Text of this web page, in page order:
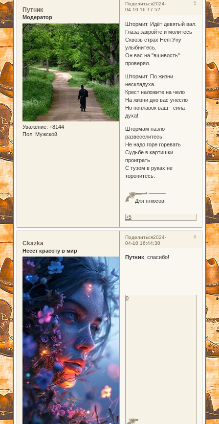
Поделиться 5
2024-
04-10 16:17:52
Путник
Модератор
Уважение: +8144
Пол: Мужской
Штормит. Идёт девятый вал.
Глаза закройте и молитесь
Сквозь страх НептУну
улыбнитесь.
Он вас на "вшивость"
проверял.
Штормит. По жизни
нескладуха.
Крест наложите на чело
На жизни дно вас унесло
Но поплавок ваш - сила
духа!
Штормам назло
развеселитесь!
Не надо горе горевать
Судьбе в картишки
проиграть
С тузом в руках не
торопитесь.
Для плюсов.
+5
Поделиться 6
2024-
04-10 16:44:30
Ckazka
Несет красоту в мир
Путник, спасибо!
0